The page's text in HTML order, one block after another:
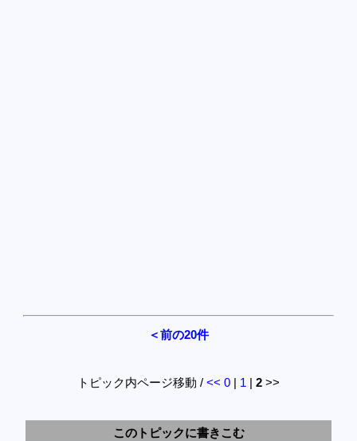
＜前の20件
トピック内ページ移動 / << 0 | 1 | 2 >>
このトピックに書きこむ